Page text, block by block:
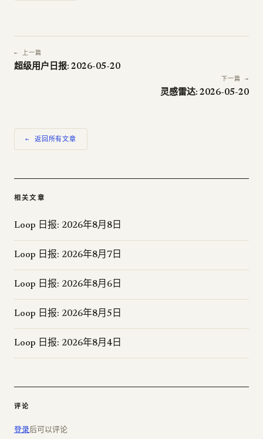
← 上一篇
超级用户日报: 2026-05-20
下一篇 →
灵感雷达: 2026-05-20
← 返回所有文章
相关文章
Loop 日报: 2026年8月8日
Loop 日报: 2026年8月7日
Loop 日报: 2026年8月6日
Loop 日报: 2026年8月5日
Loop 日报: 2026年8月4日
评论
登录后可以评论